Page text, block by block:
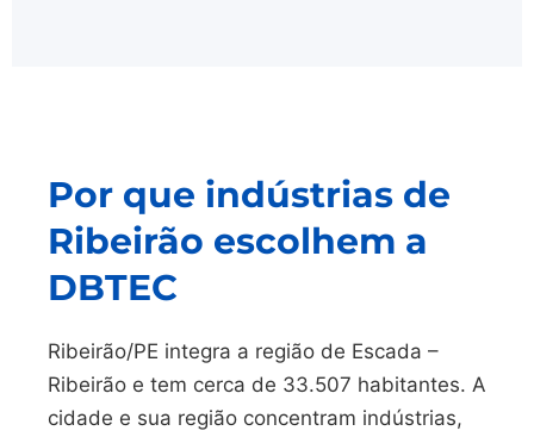
Por que indústrias de
Ribeirão escolhem a
DBTEC
Ribeirão/PE integra a região de Escada –
Ribeirão e tem cerca de 33.507 habitantes. A
cidade e sua região concentram indústrias,